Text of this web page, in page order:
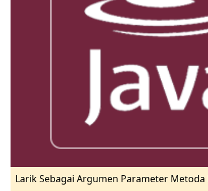
Larik Sebagai Argumen Parameter Metoda